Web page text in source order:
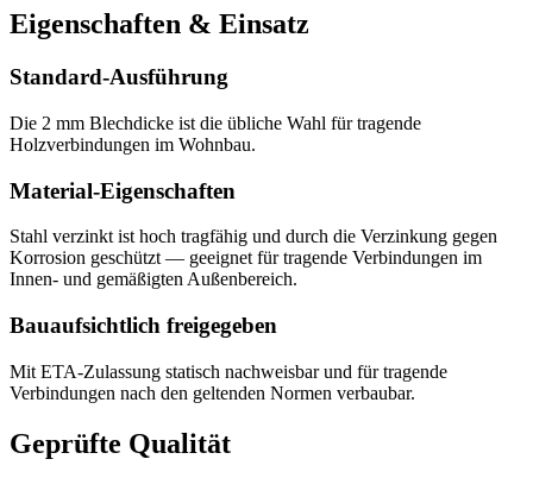
Eigenschaften & Einsatz
Standard-Ausführung
Die 2 mm Blechdicke ist die übliche Wahl für tragende
Holzverbindungen im Wohnbau.
Material-Eigenschaften
Stahl verzinkt ist hoch tragfähig und durch die Verzinkung gegen
Korrosion geschützt — geeignet für tragende Verbindungen im
Innen- und gemäßigten Außenbereich.
Bauaufsichtlich freigegeben
Mit ETA-Zulassung statisch nachweisbar und für tragende
Verbindungen nach den geltenden Normen verbaubar.
Geprüfte Qualität